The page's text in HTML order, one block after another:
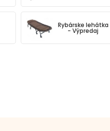
Rybárske lehátka
- Výpredaj